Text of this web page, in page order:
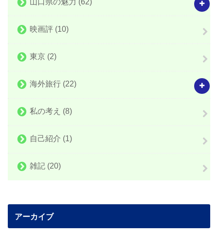
映画評 (10)
東京 (2)
海外旅行 (22)
私の考え (8)
自己紹介 (1)
雑記 (20)
アーカイブ